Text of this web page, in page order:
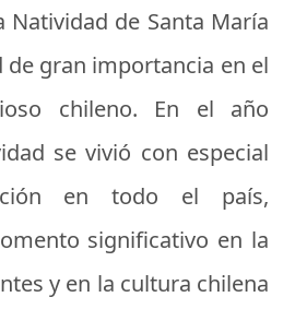
Natividad de Santa María
de gran importancia en el
chileno. En el año
se vivió con especial
en todo el país,
significativo en la
y en la cultura chilena